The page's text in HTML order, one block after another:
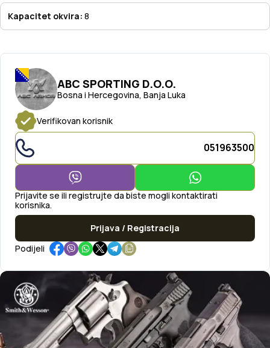
ABC SPORTING D.O.O.
Bosna i Hercegovina, Banja Luka
Verifikovan korisnik
051963500
Prijavite se ili registrujte da biste mogli kontaktirati
korisnika.
Prijava / Registracija
Podijeli
Kapacitet okvira: 8